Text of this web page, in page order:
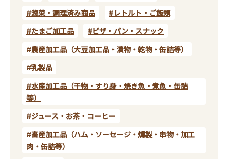
#惣菜・調理済み商品
#レトルト・ご飯類
#たまご加工品
#ピザ・パン・スナック
#農産加工品（大豆加工品・漬物・乾物・缶詰等）
#乳製品
#水産加工品（干物・すり身・焼き魚・煮魚・缶詰
等）
#ジュース・お茶・コーヒー
#畜産加工品（ハム・ソーセージ・燻製・串物・加工
肉・缶詰等）